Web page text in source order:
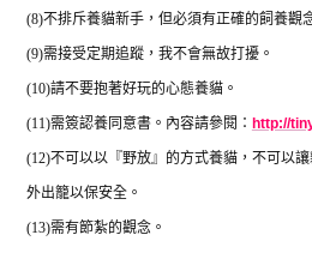
(8)不排斥養貓新手，但必須有正確的飼養觀
(9)需接受定期追蹤，我不會無故打擾。
(10)請不要抱著好玩的心態養貓。
(11)需簽認養同意書。內容請參閱： http://
(12)不可以以『野放』的方式養貓，不可以
外出籠以保安全。
(13)需有節紮的觀念。